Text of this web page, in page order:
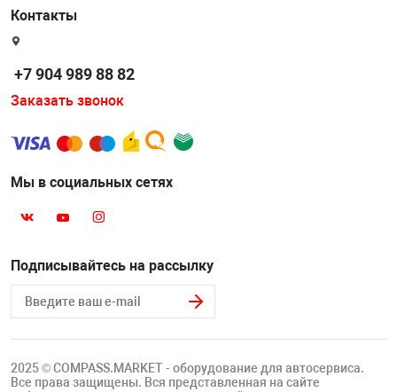
Контакты
+7 904 989 88 82
Заказать звонок
Мы в социальных сетях
Подписывайтесь на рассылку
2025 © COMPASS.MARKET - оборудование для автосервиса.
Все права защищены. Вся представленная на сайте